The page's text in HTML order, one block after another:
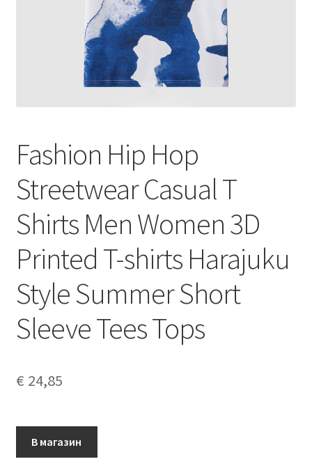
Fashion Hip Hop
Streetwear Casual T
Shirts Men Women 3D
Printed T-shirts Harajuku
Style Summer Short
Sleeve Tees Tops
€ 24,85
В магазин